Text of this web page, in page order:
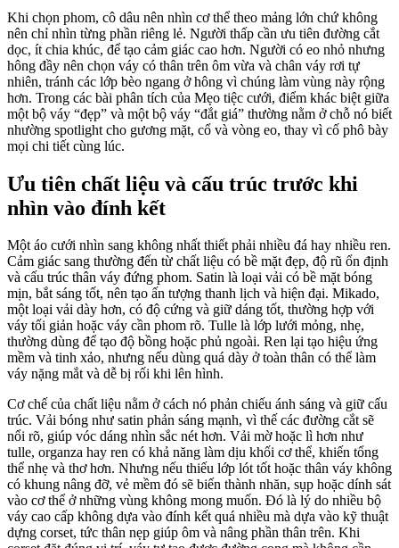
Khi chọn phom, cô dâu nên nhìn cơ thể theo mảng lớn chứ không
nên chỉ nhìn từng phần riêng lẻ. Người thấp cần ưu tiên đường cắt
dọc, ít chia khúc, để tạo cảm giác cao hơn. Người có eo nhỏ nhưng
hông đầy nên chọn váy có thân trên ôm vừa và chân váy rơi tự
nhiên, tránh các lớp bèo ngang ở hông vì chúng làm vùng này rộng
hơn. Trong các bài phân tích của Mẹo tiệc cưới, điểm khác biệt giữa
một bộ váy “đẹp” và một bộ váy “đắt giá” thường nằm ở chỗ nó biết
nhường spotlight cho gương mặt, cổ và vòng eo, thay vì cố phô bày
mọi chi tiết cùng lúc.
Ưu tiên chất liệu và cấu trúc trước khi
nhìn vào đính kết
Một áo cưới nhìn sang không nhất thiết phải nhiều đá hay nhiều ren.
Cảm giác sang thường đến từ chất liệu có bề mặt đẹp, độ rũ ổn định
và cấu trúc thân váy đứng phom. Satin là loại vải có bề mặt bóng
mịn, bắt sáng tốt, nên tạo ấn tượng thanh lịch và hiện đại. Mikado,
một loại vải dày hơn, có độ cứng và giữ dáng tốt, thường hợp với
váy tối giản hoặc váy cần phom rõ. Tulle là lớp lưới mỏng, nhẹ,
thường dùng để tạo độ bồng hoặc phủ ngoài. Ren lại tạo hiệu ứng
mềm và tinh xảo, nhưng nếu dùng quá dày ở toàn thân có thể làm
váy nặng mắt và dễ bị rối khi lên hình.
Cơ chế của chất liệu nằm ở cách nó phản chiếu ánh sáng và giữ cấu
trúc. Vải bóng như satin phản sáng mạnh, vì thế các đường cắt sẽ
nổi rõ, giúp vóc dáng nhìn sắc nét hơn. Vải mờ hoặc lì hơn như
tulle, organza hay ren có khả năng làm dịu khối cơ thể, khiến tổng
thể nhẹ và thơ hơn. Nhưng nếu thiếu lớp lót tốt hoặc thân váy không
có khung nâng đỡ, vẻ mềm đó sẽ biến thành nhăn, sụp hoặc dính sát
vào cơ thể ở những vùng không mong muốn. Đó là lý do nhiều bộ
váy cao cấp không dựa vào đính kết quá nhiều mà dựa vào kỹ thuật
dựng corset, tức thân nẹp giúp ôm và nâng phần thân trên. Khi